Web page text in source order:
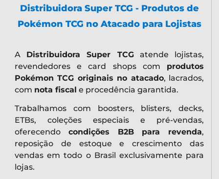
Distribuidora Super TCG - Produtos de
Pokémon TCG no Atacado para Lojistas
A Distribuidora Super TCGatende lojistas,
revendedores e card shops com produtos
Pokémon TCG originais no atacado, lacrados,
com nota fiscal e procedência garantida.
Trabalhamos com boosters, blisters, decks,
ETBs, coleções especiais e pré-vendas,
oferecendo condições B2B para revenda,
reposição de estoque e crescimento das
vendas em todo o Brasil exclusivamente para
lojas.